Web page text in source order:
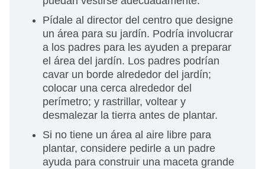
Pídale al director del centro que designe
un área para su jardín. Podría involucrar
a los padres para les ayuden a preparar
el área del jardín. Los padres podrían
cavar un borde alrededor del jardín;
colocar una cerca alrededor del
perímetro; y rastrillar, voltear y
desmalezar la tierra antes de plantar.
Si no tiene un área al aire libre para
plantar, considere pedirle a un padre
ayuda para construir una maceta grande